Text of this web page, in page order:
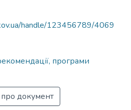
handle/123456789/4069
програми
документ